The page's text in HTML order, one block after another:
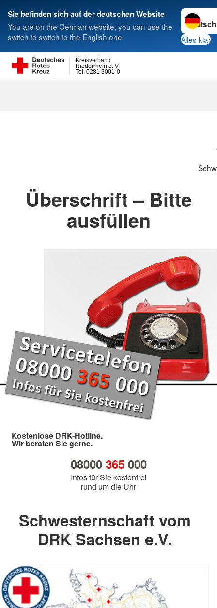
Sie befinden sich auf der deutschen Website
You are on the German website, you can use the
switch to switch to the English one
Sprache
Alles klar
Tel. 0281 3001-0
Niederrhein e. V.
Kreisverband
Suche
Überschrift – Bitte
ausfüllen
Kostenlose DRK-Hotline.
Wir beraten Sie gerne.
08000 365000
Infos für Sie kostenfrei
rund um die Uhr
Schwesternschaft vom
DRK Sachsen e.V.